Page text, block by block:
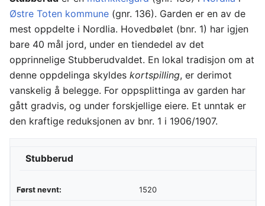
Østre Toten kommune (gnr. 136). Garden er en av de
mest oppdelte i Nordlia. Hovedbølet (bnr. 1) har igjen
bare 40 mål jord, under en tiendedel av det
opprinnelige Stubberudvaldet. En lokal tradisjon om at
denne oppdelinga skyldes kortspilling, er derimot
vanskelig å belegge. For oppsplittinga av garden har
gått gradvis, og under forskjellige eiere. Et unntak er
den kraftige reduksjonen av bnr. 1 i 1906/1907.
Stubberud
Først nevnt: 1520